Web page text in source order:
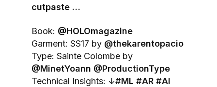
cutpaste …
Book: @HOLOmagazine
Garment: SS17 by @thekarentopacio
Type: Sainte Colombe by
@MinetYoann @ProductionType
Technical Insights: ↓#ML #AR #AI